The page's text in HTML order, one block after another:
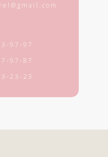
97-97
97-87
23-23